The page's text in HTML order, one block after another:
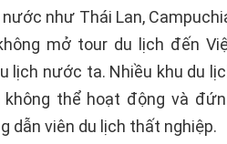
như Thái Lan,
mở tour du lịch đến
lịch nước ta. Nhiều khu du
không thể hoạt động và
dẫn viên du lịch thất nghiệp.